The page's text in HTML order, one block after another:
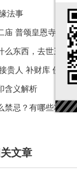
法事
庙 普颂皇恩寺化太
年
么东西，去世三周
贵人 补财库 佛历
含义解析
禁忌？有哪些功效
文章